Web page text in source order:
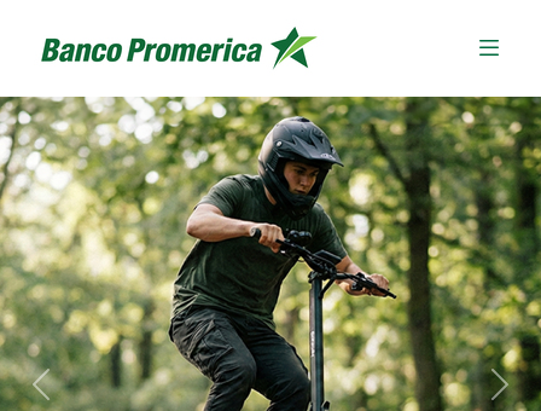
Previous Next